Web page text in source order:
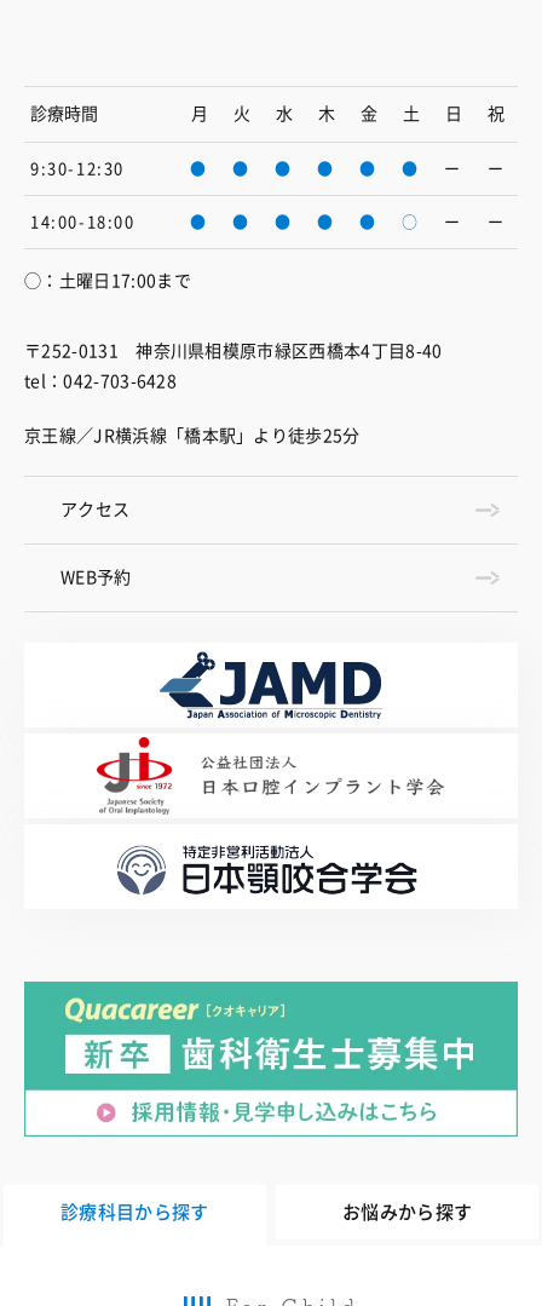
診療時間 月 火 水 木 金 土 日 祝
9:30-12:30 ● ● ● ● ● ● ー ー
14:00-18:00 ● ● ● ● ● ○ ー ー
◯：土曜日17:00まで
〒252-0131 神奈川県相模原市緑区西橋本4丁目8-40
tel：042-703-6428
京王線／JR横浜線「橋本駅」より徒歩25分
アクセス
WEB予約
診療科目から探す お悩みから探す